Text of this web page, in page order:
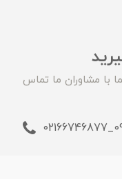
با مشاوران ما تماس